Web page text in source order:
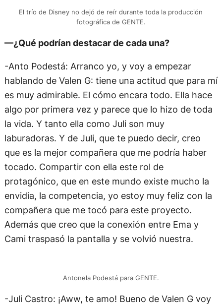
El trío de Disney no dejó de reír durante toda la producción
fotográfica de GENTE.
—¿Qué podrían destacar de cada una?
-Anto Podestá: Arranco yo, y voy a empezar
hablando de Valen G: tiene una actitud que para mí
es muy admirable. El cómo encara todo. Ella hace
algo por primera vez y parece que lo hizo de toda
la vida. Y tanto ella como Juli son muy
laburadoras. Y de Juli, que te puedo decir, creo
que es la mejor compañera que me podría haber
tocado. Compartir con ella este rol de
protagónico, que en este mundo existe mucho la
envidia, la competencia, yo estoy muy feliz con la
compañera que me tocó para este proyecto.
Además que creo que la conexión entre Ema y
Cami traspasó la pantalla y se volvió nuestra.
Antonela Podestá para GENTE.
-Juli Castro: ¡Aww, te amo! Bueno de Valen G voy